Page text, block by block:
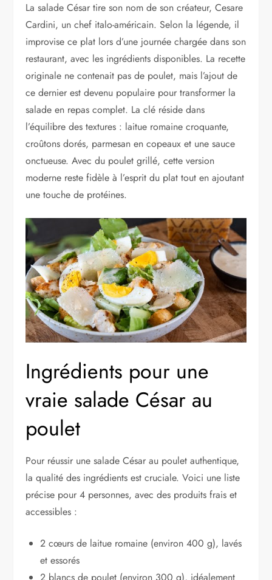
La salade César tire son nom de son créateur, Cesare
Cardini, un chef italo-américain. Selon la légende, il
improvise ce plat lors d’une journée chargée dans son
restaurant, avec les ingrédients disponibles. La recette
originale ne contenait pas de poulet, mais l’ajout de
ce dernier est devenu populaire pour transformer la
salade en repas complet. La clé réside dans
l’équilibre des textures : laitue romaine croquante,
croûtons dorés, parmesan en copeaux et une sauce
onctueuse. Avec du poulet grillé, cette version
moderne reste fidèle à l’esprit du plat tout en ajoutant
une touche de protéines.
Ingrédients pour une
vraie salade César au
poulet
Pour réussir une salade César au poulet authentique,
la qualité des ingrédients est cruciale. Voici une liste
précise pour 4 personnes, avec des produits frais et
accessibles :
2 cœurs de laitue romaine (environ 400 g), lavés
et essorés
2 blancs de poulet (environ 300 g), idéalement